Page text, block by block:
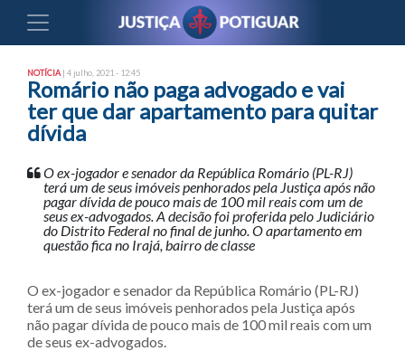
NOTÍCIA | 4 julho, 2021 - 12:45
Romário não paga advogado e vai
ter que dar apartamento para quitar
dívida
O ex-jogador e senador da República Romário (PL-RJ)
terá um de seus imóveis penhorados pela Justiça após não
pagar dívida de pouco mais de 100 mil reais com um de
seus ex-advogados. A decisão foi proferida pelo Judiciário
do Distrito Federal no final de junho. O apartamento em
questão fica no Irajá, bairro de classe
O ex-jogador e senador da República Romário (PL-RJ)
terá um de seus imóveis penhorados pela Justiça após
não pagar dívida de pouco mais de 100 mil reais com um
de seus ex-advogados.